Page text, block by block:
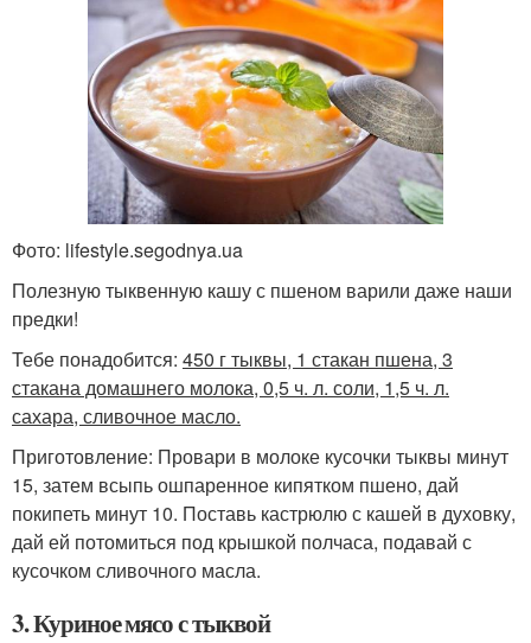
Фото: lifestyle.segodnya.ua
Полезную тыквенную кашу с пшеном варили даже наши
предки!
Тебе понадобится: 450 г тыквы, 1 стакан пшена, 3
стакана домашнего молока, 0,5 ч. л. соли, 1,5 ч. л.
сахара, сливочное масло.
Приготовление: Провари в молоке кусочки тыквы минут
15, затем всыпь ошпаренное кипятком пшено, дай
покипеть минут 10. Поставь кастрюлю с кашей в духовку,
дай ей потомиться под крышкой полчаса, подавай с
кусочком сливочного масла.
3. Куриное мясо с тыквой